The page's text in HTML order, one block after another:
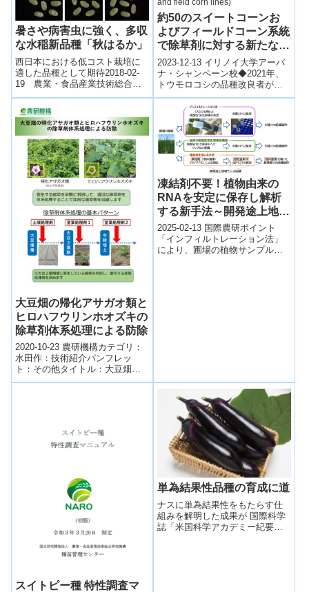
暑さや病害虫に強く、多収
な水稲新品種「秋はるか」
西日本における低コスト栽培に
適した品種として期待2018-02-
19 農業・食品産業技術総合研
である「にこまる」よりも、さ
らに暑さ...
約50のスイートコーンお
よびフィールドコーン系統
で除草剤に対する新たな遺
伝的脆弱性が発見(New
genetic vulnerability to
herbicide found in nearly
50 sweet and field corn
lines)
2023-12-13 イリノイ大学アーバ
ナ・シャンペーン校◆2021年、
トウモロコシの品種改良者が新
しい除草剤トルピラテによる深
刻な被害を報告し、その後の調
大豆畑の帰化アサガオ類と
ヒロハフウリンホオズキの
除草剤体系処理による防除
2020-10-23 農研機構カテゴリ：
水田作：技術紹介パンフレッ
ト：その他タイトル：大豆畑の
帰化アサガオ類とヒロハフウリ
凍結剤不要！植物由来の
RNAを安定に保存し解析
する新手法～開発途上地域
に適した植物の開発に向け
て～
2025-02-13 国際農研ポイント
「インフィルトレーション法」
により、圃場の植物サンプルを
スイトピー種 特性調査マ
単為結果性品種の育成に道
ナスに単為結果性をもたらす仕
組みを解明した成果が 国際科学
誌「米国科学アカデミー紀要」